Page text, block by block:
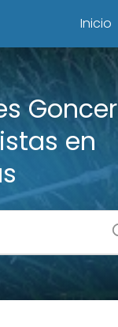
Inicio
Goncer
en